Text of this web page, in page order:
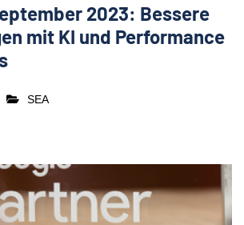
2023: Bessere
mit KI und Performance
SEA